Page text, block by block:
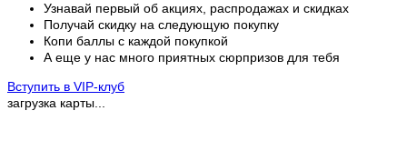
Узнавай первый об акциях, распродажах и скидках
Получай скидку на следующую покупку
Копи баллы с каждой покупкой
А еще у нас много приятных сюрпризов для тебя
Вступить в VIP-клуб
загрузка карты...